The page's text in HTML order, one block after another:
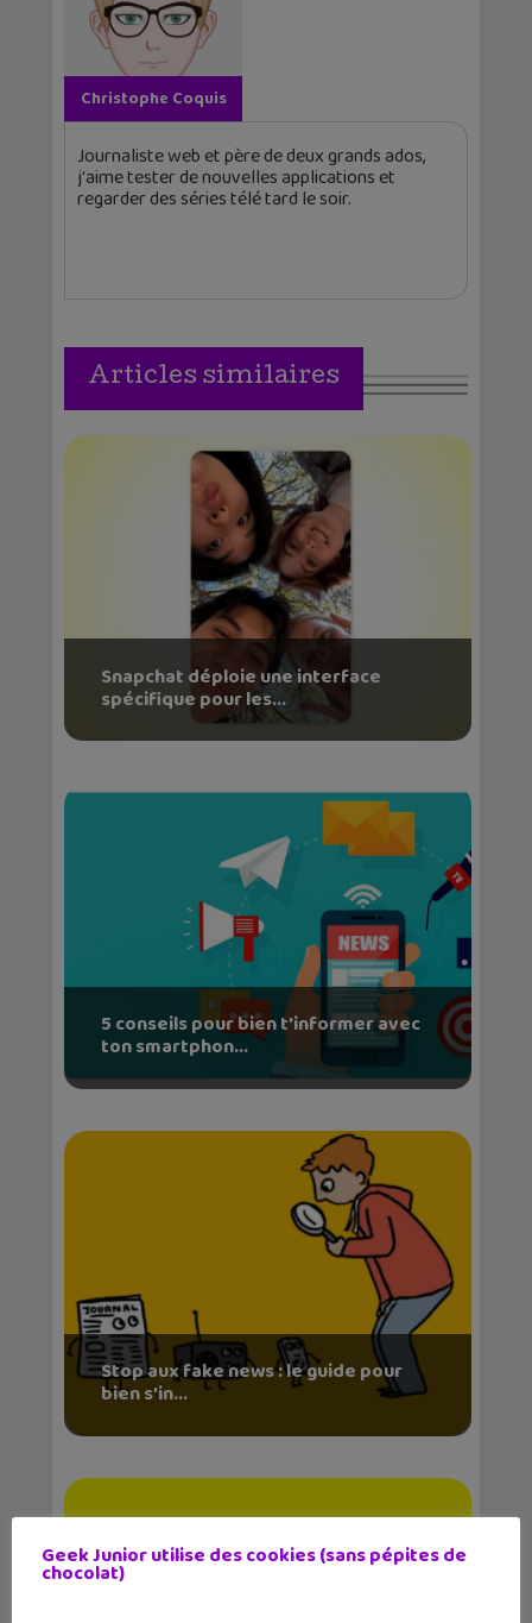
Christophe Coquis
Journaliste web et père de deux grands ados,
j'aime tester de nouvelles applications et
regarder des séries télé tard le soir.
Articles similaires
Snapchat déploie une interface
spécifique pour les...
5 conseils pour bien t’informer avec
ton smartphon...
Stop aux fake news : le guide pour
bien s’in...
Geek Junior utilise des cookies (sans pépites de
chocolat)